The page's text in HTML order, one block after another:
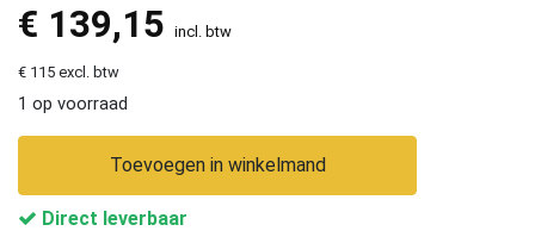
€ 139,15 incl. btw
€ 115 excl. btw
1 op voorraad
Toevoegen in winkelmand
Direct leverbaar